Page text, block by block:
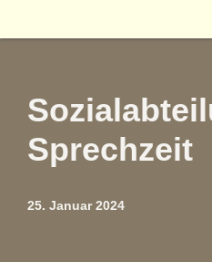
Sprechzeit
25. Januar 2024